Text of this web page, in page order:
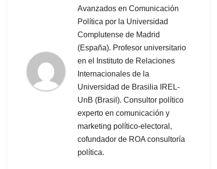
Avanzados en Comunicación
Política por la Universidad
Complutense de Madrid
(España). Profesor universitario
en el Instituto de Relaciones
Internacionales de la
Universidad de Brasilia IREL-
UnB (Brasil). Consultor político
experto en comunicación y
marketing político-electoral,
cofundador de ROA consultoría
política.